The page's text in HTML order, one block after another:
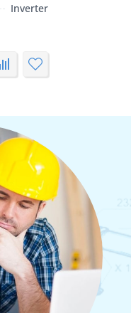
Inverter